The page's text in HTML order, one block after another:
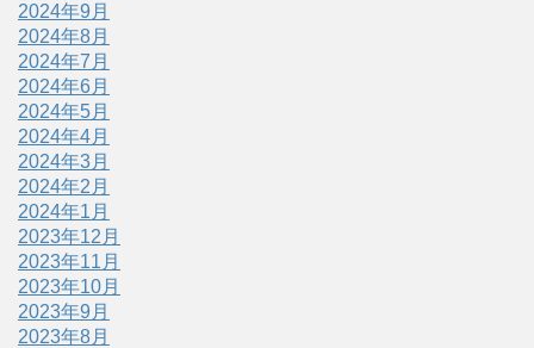
2024年9月
2024年8月
2024年7月
2024年6月
2024年5月
2024年4月
2024年3月
2024年2月
2024年1月
2023年12月
2023年11月
2023年10月
2023年9月
2023年8月